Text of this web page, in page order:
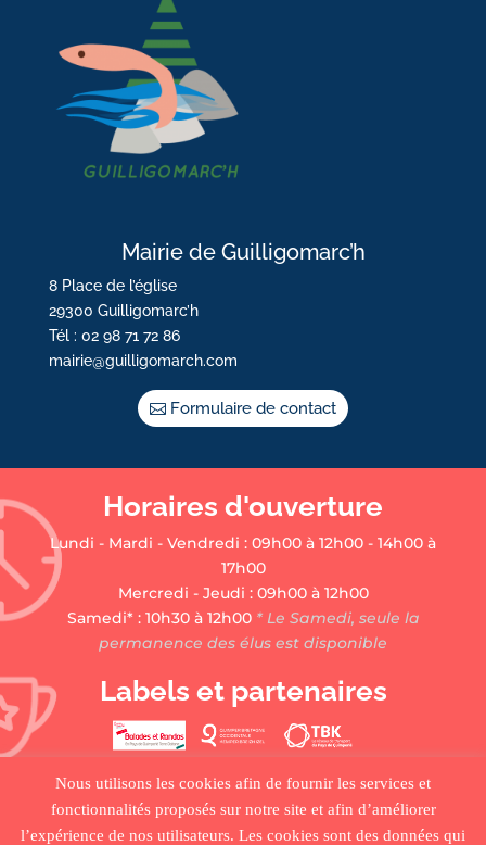
Mairie de Guilligomarc’h
8 Place de l’église
29300 Guilligomarc’h
Tél : 02 98 71 72 86
mairie@guilligomarch.com
Formulaire de contact
Horaires d'ouverture
Lundi - Mardi - Vendredi : 09h00 à 12h00 - 14h00 à
17h00
Mercredi - Jeudi : 09h00 à 12h00
Samedi* : 10h30 à 12h00* Le Samedi, seule la
permanence des élus est disponible
Labels et partenaires
Nous utilisons les cookies afin de fournir les services et
fonctionnalités proposés sur notre site et afin d’améliorer
l’expérience de nos utilisateurs. Les cookies sont des données qui